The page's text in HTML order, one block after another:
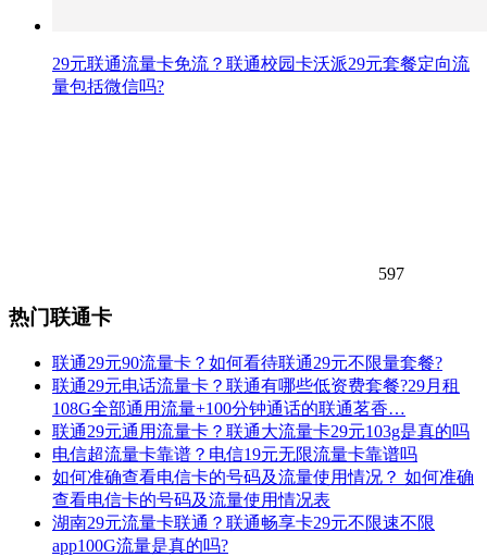
29元联通流量卡免流？联通校园卡沃派29元套餐定向流
量包括微信吗?
597
热门联通卡
联通29元90流量卡？如何看待联通29元不限量套餐?
联通29元电话流量卡？联通有哪些低资费套餐?29月租
108G全部通用流量+100分钟通话的联通茗香…
联通29元通用流量卡？联通大流量卡29元103g是真的吗
电信超流量卡靠谱？电信19元无限流量卡靠谱吗
如何准确查看电信卡的号码及流量使用情况？ 如何准确
查看电信卡的号码及流量使用情况表
湖南29元流量卡联通？联通畅享卡29元不限速不限
app100G流量是真的吗?